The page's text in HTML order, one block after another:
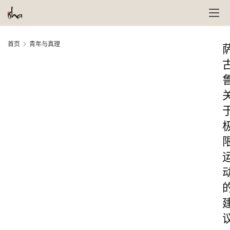
首页 青年与真理